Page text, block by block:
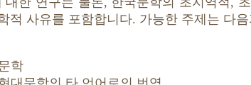
적 사유를 포함합니다. 가능한 주제는 다
학